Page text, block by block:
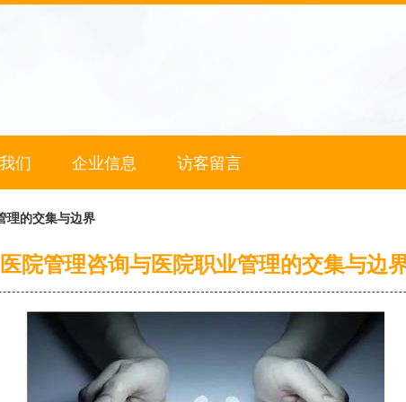
们 企业信息 访客留言
理的交集与边界
医院管理咨询与医院职业管理的交集与边